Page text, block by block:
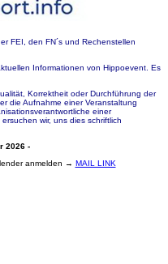
FEI, den FN´s und Rechenstellen
Informationen von Hippoevent. Es
Korrektheit oder Durchführung der
die Aufnahme einer Veranstaltung
einer
wir, uns dies schriftlich
2026 -
anmelden → MAIL LINK